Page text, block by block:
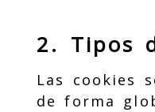
2. Tipos
Las cookies
de forma